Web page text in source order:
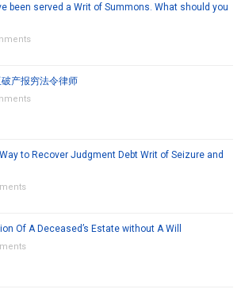
been served a Writ of Summons. What should you
产报穷法令律师
to Recover Judgment Debt Writ of Seizure and
Of A Deceased’s Estate without A Will